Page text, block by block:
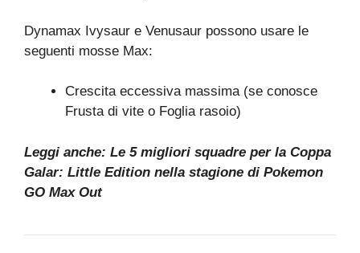
Dynamax Ivysaur e Venusaur possono usare le
seguenti mosse Max:
Crescita eccessiva massima (se conosce
Frusta di vite o Foglia rasoio)
Leggi anche: Le 5 migliori squadre per la Coppa
Galar: Little Edition nella stagione di Pokemon
GO Max Out